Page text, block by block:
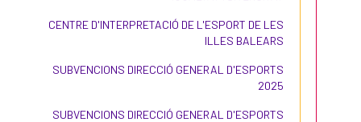
CENTRE D'INTERPRETACIÓ DE L'ESPORT DE LES
ILLES BALEARS
SUBVENCIONS DIRECCIÓ GENERAL D'ESPORTS
2025
SUBVENCIONS DIRECCIÓ GENERAL D'ESPORTS